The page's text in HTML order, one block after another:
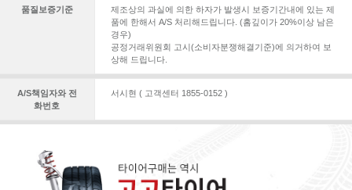
품질보증기준
제조상의 과실에 의한 하자가 발생시 보증기간내에 있는 제
품에 한해서 A/S 처리해드립니다. (홈깊이가 20%이상 남은
경우)
공정거래위원회 고시(소비자분쟁해결기준)에 의거하여 보
상해 드립니다.
A/S책임자와 전
화번호
서시현 ( 고객센터 1855-0152 )